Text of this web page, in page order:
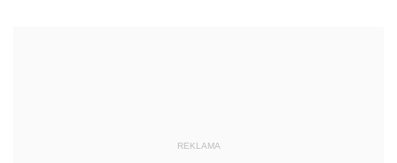
REKLAMA